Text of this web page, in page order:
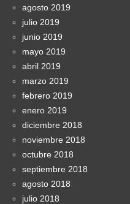
agosto 2019
julio 2019
junio 2019
mayo 2019
abril 2019
marzo 2019
febrero 2019
enero 2019
diciembre 2018
noviembre 2018
octubre 2018
septiembre 2018
agosto 2018
julio 2018